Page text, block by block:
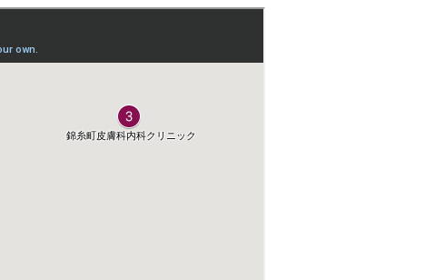
？混ぜる使い方はOK？口コミ調査
店の真相とは【評判まとめ】